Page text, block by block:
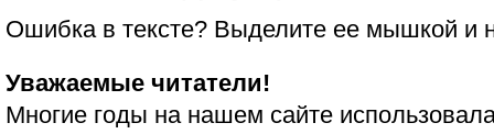
Ошибка в тексте? Выделите ее мышкой и
Уважаемые читатели!
Многие годы на нашем сайте